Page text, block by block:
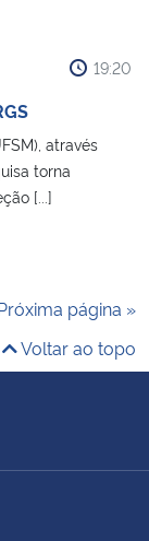
19:20
através
torna
[...]
página »
Voltar ao topo